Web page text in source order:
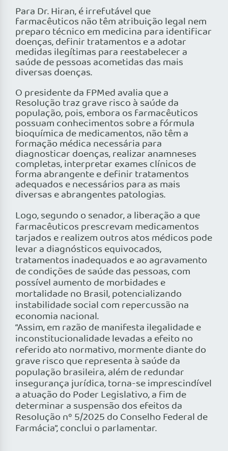
Para Dr. Hiran, é irrefutável que
farmacêuticos não têm atribuição legal nem
preparo técnico em medicina para identificar
doenças, definir tratamentos e a adotar
medidas ilegítimas para reestabelecer a
saúde de pessoas acometidas das mais
diversas doenças.
O presidente da FPMed avalia que a
Resolução traz grave risco à saúde da
população, pois, embora os farmacêuticos
possuam conhecimentos sobre a fórmula
bioquímica de medicamentos, não têm a
formação médica necessária para
diagnosticar doenças, realizar anamneses
completas, interpretar exames clínicos de
forma abrangente e definir tratamentos
adequados e necessários para as mais
diversas e abrangentes patologias.
Logo, segundo o senador, a liberação a que
farmacêuticos prescrevam medicamentos
tarjados e realizem outros atos médicos pode
levar a diagnósticos equivocados,
tratamentos inadequados e ao agravamento
de condições de saúde das pessoas, com
possível aumento de morbidades e
mortalidade no Brasil, potencializando
instabilidade social com repercussão na
economia nacional.
“Assim, em razão de manifesta ilegalidade e
inconstitucionalidade levadas a efeito no
referido ato normativo, mormente diante do
grave risco que representa à saúde da
população brasileira, além de redundar
insegurança jurídica, torna-se imprescindível
a atuação do Poder Legislativo, a fim de
determinar a suspensão dos efeitos da
Resolução nº 5/2025 do Conselho Federal de
Farmácia”, conclui o parlamentar.